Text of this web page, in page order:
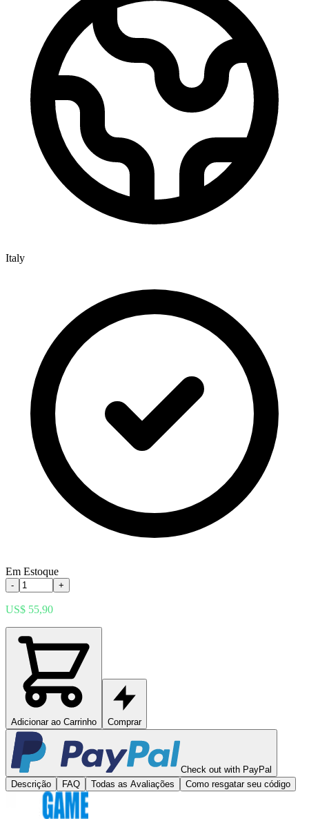
Italy
Em Estoque
- +
US$ 55,90
Adicionar ao Carrinho Comprar
Check out with PayPal
Descrição
FAQ Todas as Avaliações Como resgatar seu código